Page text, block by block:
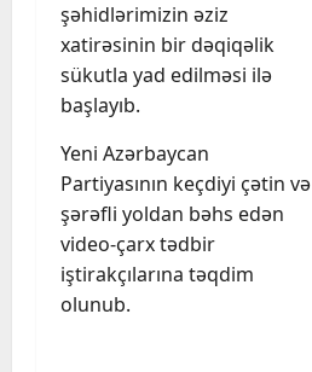
şəhidlərimizin əziz
xatirəsinin bir dəqiqəlik
sükutla yad edilməsi ilə
başlayıb.
Yeni Azərbaycan
Partiyasının keçdiyi çətin və
şərəfli yoldan bəhs edən
video-çarx tədbir
iştirakçılarına təqdim
olunub.